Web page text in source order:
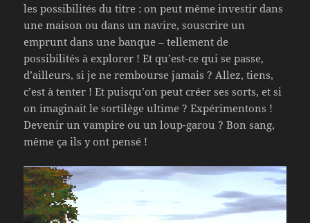
les possibilités du titre : on peut même investir dans
une maison ou dans un navire, souscrire un
emprunt dans une banque – tellement de
possibilités à explorer ! Et qu’est-ce qui se passe,
d’ailleurs, si je ne rembourse jamais ? Allez, tiens,
c’est à tenter ! Et puisqu’on peut créer ses sorts, et si
on imaginait le sortilège ultime ? Expérimentons !
Devenir un vampire ou un loup-garou ? Bon sang,
même ça ils y ont pensé !